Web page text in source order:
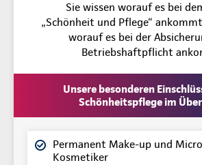
Sie wissen worauf es bei
„Schönheit und Pflege“
worauf es bei der
Betriebshaftpflicht
Unsere besonderen
Schönheitspflege im
Permanent Make-up und
Kosmetiker